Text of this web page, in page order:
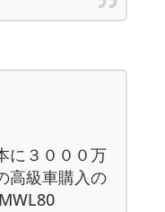
に３０００万
高級車購入の